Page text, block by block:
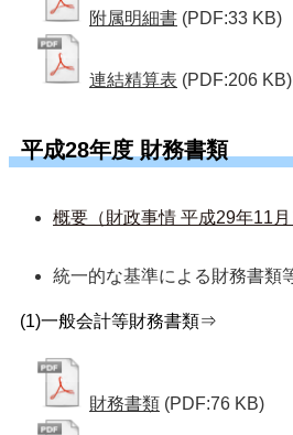
附属明細書 (PDF:33 KB)
連結精算表 (PDF:206 KB)
平成28年度 財務書類
概要（財政事情 平成29年11月
統一的な基準による財務書類
(1)一般会計等財務書類⇒
財務書類 (PDF:76 KB)